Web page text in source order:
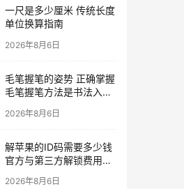
一尺是多少厘米 传统长度
单位换算指南
2026年8月6日
毛笔握笔的姿势 正确掌握
毛笔握笔方法是书法入门
2026年8月6日
解苹果的ID码需要多少钱
官方与第三方解锁费用详
2026年8月6日